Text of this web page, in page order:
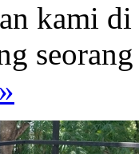
kami